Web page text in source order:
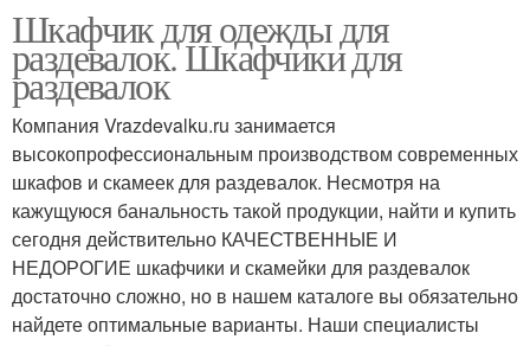
Шкафчик для одежды для
раздевалок. Шкафчики для
раздевалок
Компания Vrazdevalku.ru занимается
высокопрофессиональным производством современных
шкафов и скамеек для раздевалок. Несмотря на
кажущуюся банальность такой продукции, найти и купить
сегодня действительно КАЧЕСТВЕННЫЕ И
НЕДОРОГИЕ шкафчики и скамейки для раздевалок
достаточно сложно, но в нашем каталоге вы обязательно
найдете оптимальные варианты. Наши специалисты